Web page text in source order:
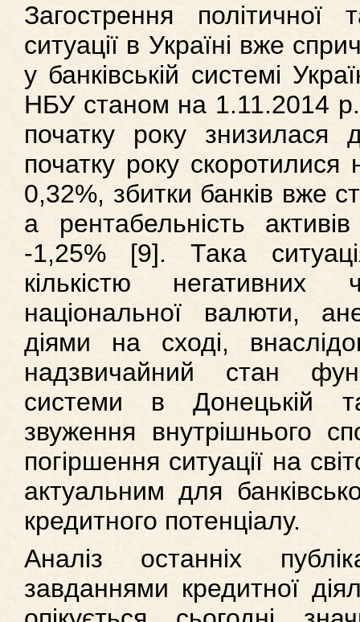
Загострення політичної
ситуації в Україні вже
у банківській системі
НБУ станом на 1.11.2014 р.
початку року знизилася
початку року
0,32%, збитки банків вже
а рентабельність
-1,25% [9]. Така
кількістю негативних
національної валюти,
діями на сході,
надзвичайний стан
системи в Донецькій
звуження внутрішнього
погіршення ситуації на
актуальним для
кредитного потенціалу.
Аналіз останніх
завданнями кредитної